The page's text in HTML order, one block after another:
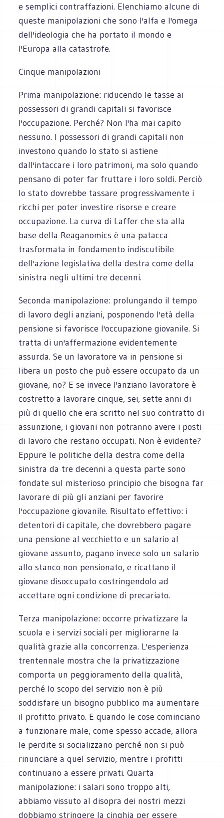
e semplici contraffazioni. Elenchiamo alcune di
queste manipolazioni che sono l'alfa e l'omega
dell'ideologia che ha portato il mondo e
l'Europa alla catastrofe.
Cinque manipolazioni
Prima manipolazione: riducendo le tasse ai
possessori di grandi capitali si favorisce
l'occupazione. Perché? Non l'ha mai capito
nessuno. I possessori di grandi capitali non
investono quando lo stato si astiene
dall'intaccare i loro patrimoni, ma solo quando
pensano di poter far fruttare i loro soldi. Perciò
lo stato dovrebbe tassare progressivamente i
ricchi per poter investire risorse e creare
occupazione. La curva di Laffer che sta alla
base della Reaganomics è una patacca
trasformata in fondamento indiscutibile
dell'azione legislativa della destra come della
sinistra negli ultimi tre decenni.
Seconda manipolazione: prolungando il tempo
di lavoro degli anziani, posponendo l'età della
pensione si favorisce l'occupazione giovanile. Si
tratta di un'affermazione evidentemente
assurda. Se un lavoratore va in pensione si
libera un posto che può essere occupato da un
giovane, no? E se invece l'anziano lavoratore è
costretto a lavorare cinque, sei, sette anni di
più di quello che era scritto nel suo contratto di
assunzione, i giovani non potranno avere i posti
di lavoro che restano occupati. Non è evidente?
Eppure le politiche della destra come della
sinistra da tre decenni a questa parte sono
fondate sul misterioso principio che bisogna far
lavorare di più gli anziani per favorire
l'occupazione giovanile. Risultato effettivo: i
detentori di capitale, che dovrebbero pagare
una pensione al vecchietto e un salario al
giovane assunto, pagano invece solo un salario
allo stanco non pensionato, e ricattano il
giovane disoccupato costringendolo ad
accettare ogni condizione di precariato.
Terza manipolazione: occorre privatizzare la
scuola e i servizi sociali per migliorarne la
qualità grazie alla concorrenza. L'esperienza
trentennale mostra che la privatizzazione
comporta un peggioramento della qualità,
perché lo scopo del servizio non è più
soddisfare un bisogno pubblico ma aumentare
il profitto privato. E quando le cose cominciano
a funzionare male, come spesso accade, allora
le perdite si socializzano perché non si può
rinunciare a quel servizio, mentre i profitti
continuano a essere privati. Quarta
manipolazione: i salari sono troppo alti,
abbiamo vissuto al disopra dei nostri mezzi
dobbiamo stringere la cinghia per essere